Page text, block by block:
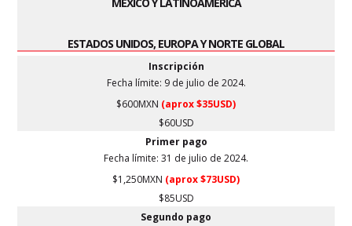
ESTADOS UNIDOS, EUROPA Y NORTE GLOBAL
Inscripción
Fecha límite: 9de julio de 2024.
$600MXN (aprox $35USD)
$60USD
Primer pago
Fecha límite: 31 de julio de 2024.
$1,250MXN (aprox $73USD)
$85USD
Segundo pago